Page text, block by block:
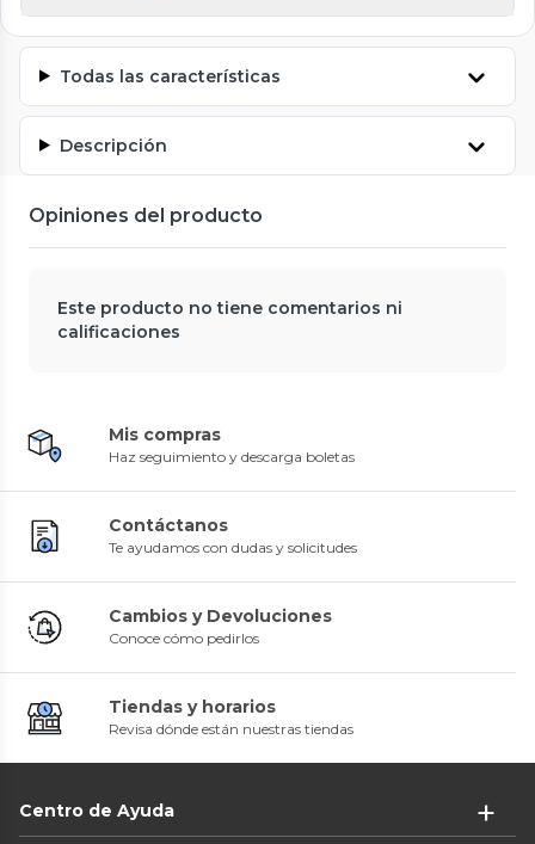
Todas las características
Descripción
Opiniones del producto
Este producto no tiene comentarios ni
calificaciones
Mis compras
Haz seguimiento y descarga boletas
Contáctanos
Te ayudamos con dudas y solicitudes
Cambios y Devoluciones
Conoce cómo pedirlos
Tiendas y horarios
Revisa dónde están nuestras tiendas
Centro de Ayuda